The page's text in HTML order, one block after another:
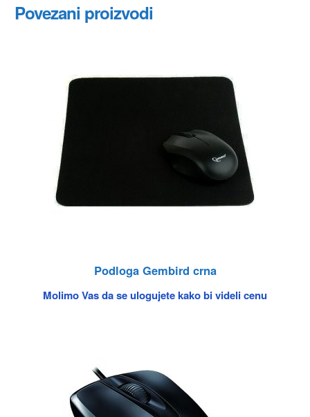
Povezani proizvodi
Podloga Gembird crna
Molimo Vas da se ulogujete kako bi videli cenu